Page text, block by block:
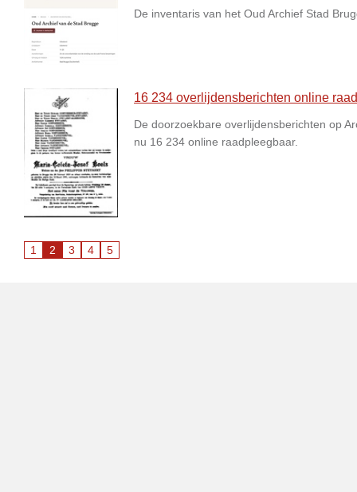
De inventaris van het Oud Archief Stad
16 234 overlijdensberichten online
De doorzoekbare overlijdensberichten op
nu 16 234 online raadpleegbaar.
1 2 3 4 5